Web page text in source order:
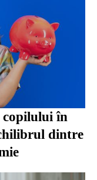
copilului în
dintre